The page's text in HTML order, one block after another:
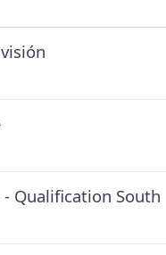
Qualification South